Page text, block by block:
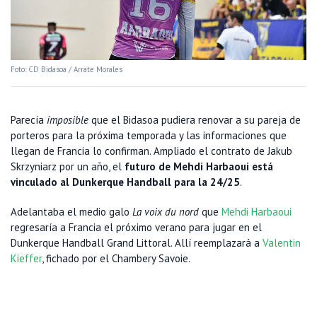
Foto: CD Bidasoa / Arrate Morales
Parecía imposible que el Bidasoa pudiera renovar a su pareja de
porteros para la próxima temporada y las informaciones que
llegan de Francia lo confirman. Ampliado el contrato de Jakub
Skrzyniarz por un año, el futuro de Mehdi Harbaoui está
vinculado al Dunkerque Handball para la 24/25.
Adelantaba el medio galo La voix du nord que Mehdi Harbaoui
regresaría a Francia el próximo verano para jugar en el
Dunkerque Handball Grand Littoral. Allí reemplazará a Valentin
Kieffer, fichado por el Chambery Savoie.